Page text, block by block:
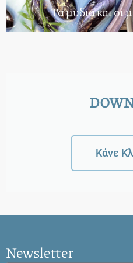
Τα μύδια και οι
Κάνε
Newsletter